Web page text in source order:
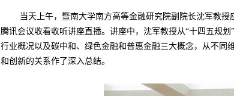
当天上午，暨南大学南方高等金融研究院副院长沈军教
腾讯会议收看收听讲座直播。讲座中，沈军教授从“十四五规
行业概况以及碳中和、绿色金融和普惠金融三大概念，从不
和创新的关系作了深入总结。